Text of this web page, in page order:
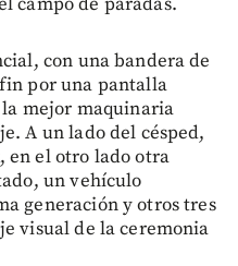
con una bandera de
por una pantalla
mejor maquinaria
A un lado del césped,
en el otro lado otra
un vehículo
generación y otros tres
visual de la ceremonia